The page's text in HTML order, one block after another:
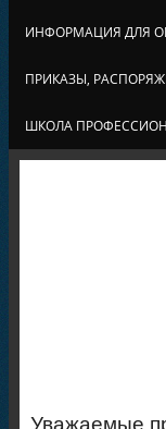
ИНФОРМАЦИЯ ДЛЯ
ПРИКАЗЫ,
ШКОЛА
Уважаемые